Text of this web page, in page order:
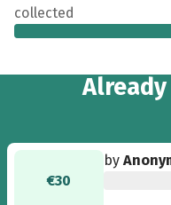
collected
Already
€30
by